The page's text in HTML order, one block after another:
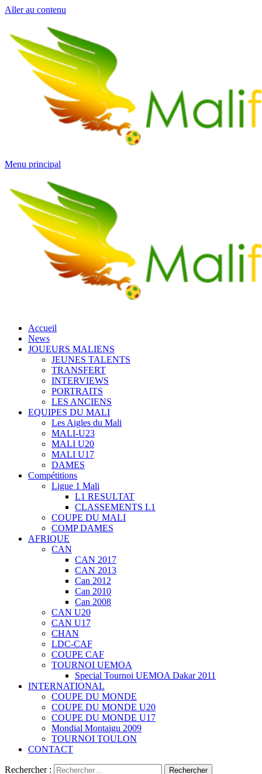
Aller au contenu
Menu principal
Accueil
News
JOUEURS MALIENS
JEUNES TALENTS
TRANSFERT
INTERVIEWS
PORTRAITS
LES ANCIENS
EQUIPES DU MALI
Les Aigles du Mali
MALI-U23
MALI U20
MALI U17
DAMES
Compétitions
Ligue 1 Mali
L1 RESULTAT
CLASSEMENTS L1
COUPE DU MALI
COMP DAMES
AFRIQUE
CAN
CAN 2017
CAN 2013
Can 2012
Can 2010
Can 2008
CAN U20
CAN U17
CHAN
LDC-CAF
COUPE CAF
TOURNOI UEMOA
Special Tournoi UEMOA Dakar 2011
INTERNATIONAL
COUPE DU MONDE
COUPE DU MONDE U20
COUPE DU MONDE U17
Mondial Montaigu 2009
TOURNOI TOULON
CONTACT
Rechercher :